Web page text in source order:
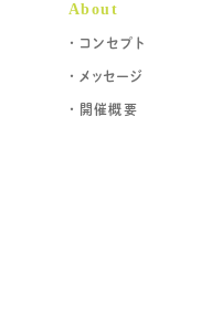
About
コンセプト
メッセージ
開催概要